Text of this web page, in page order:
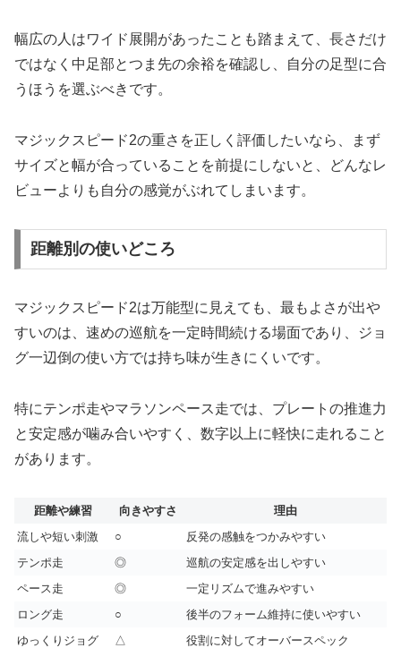
幅広の人はワイド展開があったことも踏まえて、長さだけ
ではなく中足部とつま先の余裕を確認し、自分の足型に合
うほうを選ぶべきです。
マジックスピード2の重さを正しく評価したいなら、まず
サイズと幅が合っていることを前提にしないと、どんなレ
ビューよりも自分の感覚がぶれてしまいます。
距離別の使いどころ
マジックスピード2は万能型に見えても、最もよさが出や
すいのは、速めの巡航を一定時間続ける場面であり、ジョ
グ一辺倒の使い方では持ち味が生きにくいです。
特にテンポ走やマラソンペース走では、プレートの推進力
と安定感が噛み合いやすく、数字以上に軽快に走れること
があります。
距離や練習 向きやすさ
理由
流しや短い刺激
○
反発の感触をつかみやすい
テンポ走
◎
巡航の安定感を出しやすい
ペース走
◎
一定リズムで進みやすい
ロング走
○
後半のフォーム維持に使いやすい
ゆっくりジョグ
△ 役割に対してオーバースペック